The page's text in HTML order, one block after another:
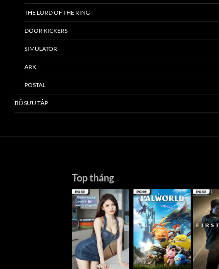
THE LORD OF THE RING
DOOR KICKERS
SIMULATOR
ARK
POSTAL
BỘ SƯU TẬP
Top tháng